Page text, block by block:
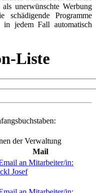
unerwünschte Werbung
Programme
jedem Fall automatisch
Liste
der Verwaltung
Mail